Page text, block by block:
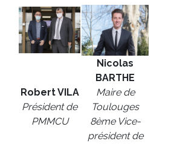
Robert VILA
Président de
PMMCU
Nicolas
BARTHE
Maire de
Toulouges
8ème Vice-
président de